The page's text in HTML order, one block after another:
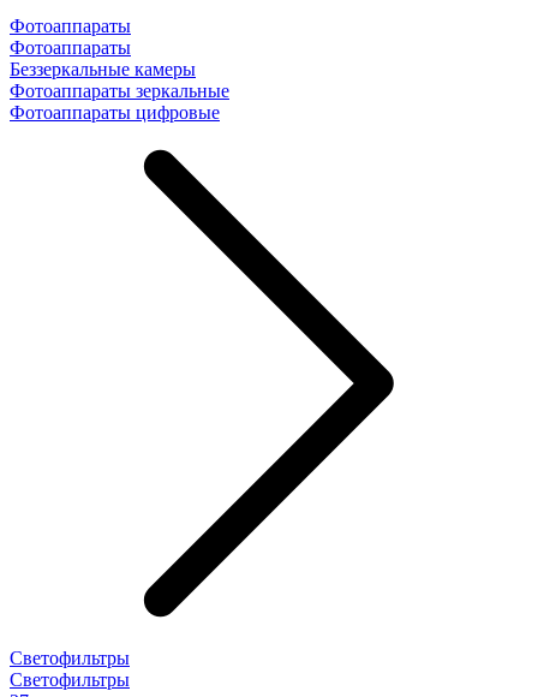
Фотоаппараты
Фотоаппараты
Беззеркальные камеры
Фотоаппараты зеркальные
Фотоаппараты цифровые
Светофильтры
Светофильтры